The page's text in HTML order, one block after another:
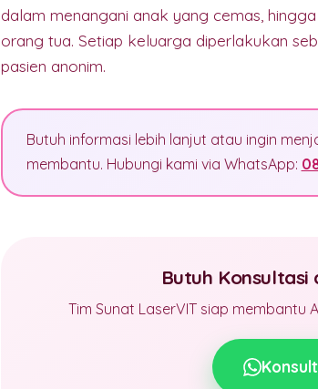
dalam menangani anak yang cemas,
orang tua. Setiap keluarga diperlakukan
pasien anonim.
Butuh informasi lebih lanjut atau ingin
membantu. Hubungi kami via WhatsApp:
Butuh
Tim Sunat LaserVIT siap membantu